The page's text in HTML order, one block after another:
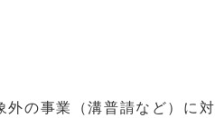
の事業（溝普請など）に対